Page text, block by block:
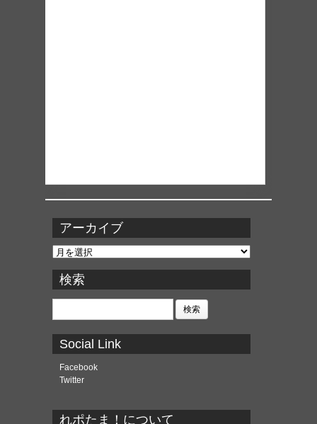
アーカイブ
ア
カ
イ
ブ
検索
検
Social Link
Facebook
Twitter
れポたま！について